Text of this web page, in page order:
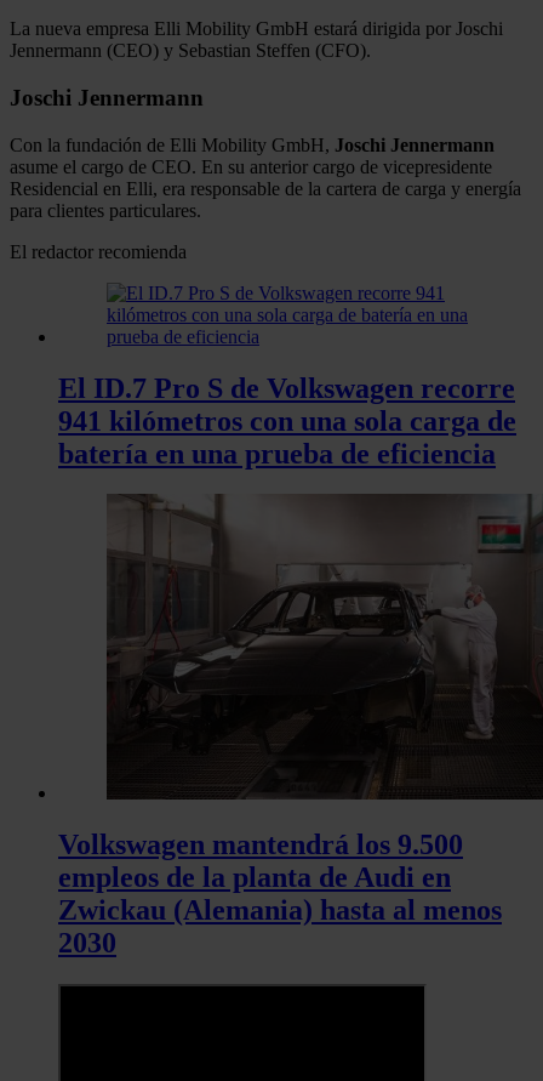
La nueva empresa Elli Mobility GmbH estará dirigida por Joschi
Jennermann (CEO) y Sebastian Steffen (CFO).
Joschi Jennermann
Con la fundación de Elli Mobility GmbH, Joschi Jennermann
asume el cargo de CEO. En su anterior cargo de vicepresidente
Residencial en Elli, era responsable de la cartera de carga y energía
para clientes particulares.
El redactor recomienda
El ID.7 Pro S de Volkswagen recorre
941 kilómetros con una sola carga de
batería en una prueba de eficiencia
Volkswagen mantendrá los 9.500
empleos de la planta de Audi en
Zwickau (Alemania) hasta al menos
2030